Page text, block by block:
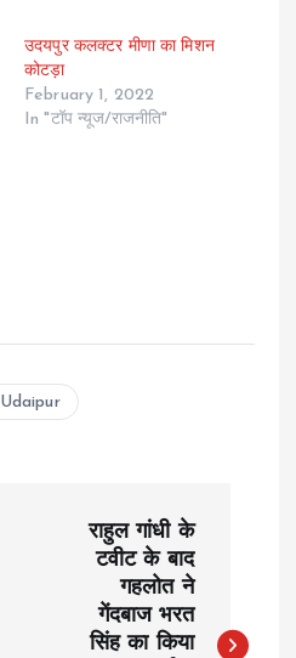
उदयपुर कलक्टर मीणा का मिशन
कोटड़ा
February 1, 2022
In "टॉप न्यूज/राजनीति"
Udaipur
राहुल गांधी के
टवीट के बाद
गहलोत ने
गेंदबाज भरत
सिंह का किया